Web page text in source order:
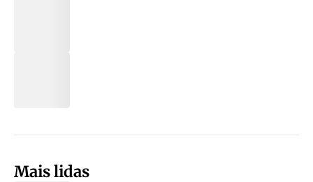
Mais lidas